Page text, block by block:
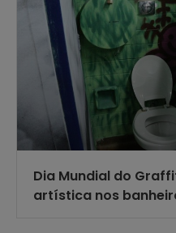
Dia Mundial do
artística nos